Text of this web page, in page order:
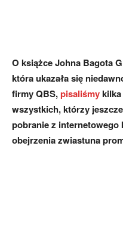
O książce Johna Bagota
która ukazała się
firmy QBS,pisaliśmy
wszystkich, którzy
pobranie z internetowego
obejrzenia zwiastuna